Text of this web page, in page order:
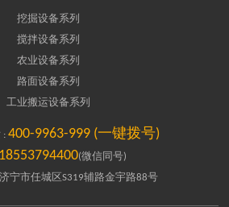
挖掘设备系列
搅拌设备系列
农业设备系列
路面设备系列
工业搬运设备系列
: 400-9963-999 (一键拨号)
18553794400(微信同号)
宁市任城区S319辅路金宇路88号